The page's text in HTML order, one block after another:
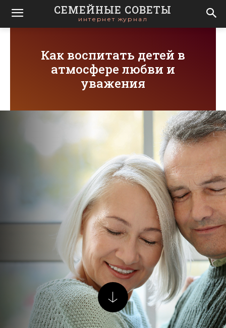
СЕМЕЙНЫЕ СОВЕТЫ
интернет журнал
Как воспитать детей в
атмосфере любви и
уважения